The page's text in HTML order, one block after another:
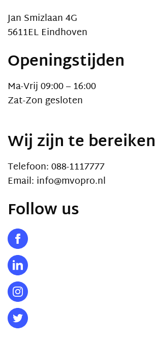
Jan Smizlaan 4G
5611EL Eindhoven
Openingstijden
Ma-Vrij 09:00 – 16:00
Zat-Zon gesloten
Wij zijn te bereiken
Telefoon: 088-1117777
Email: info@mvopro.nl
Follow us